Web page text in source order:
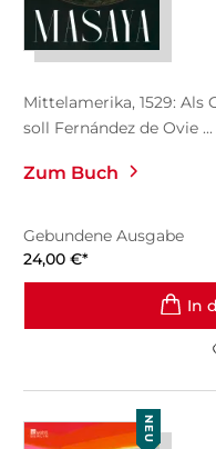
Mittelamerika, 1529: Als
soll Fernández de Ovie ...
Zum Buch
Gebundene Ausgabe
24,00 €*
In
NEU